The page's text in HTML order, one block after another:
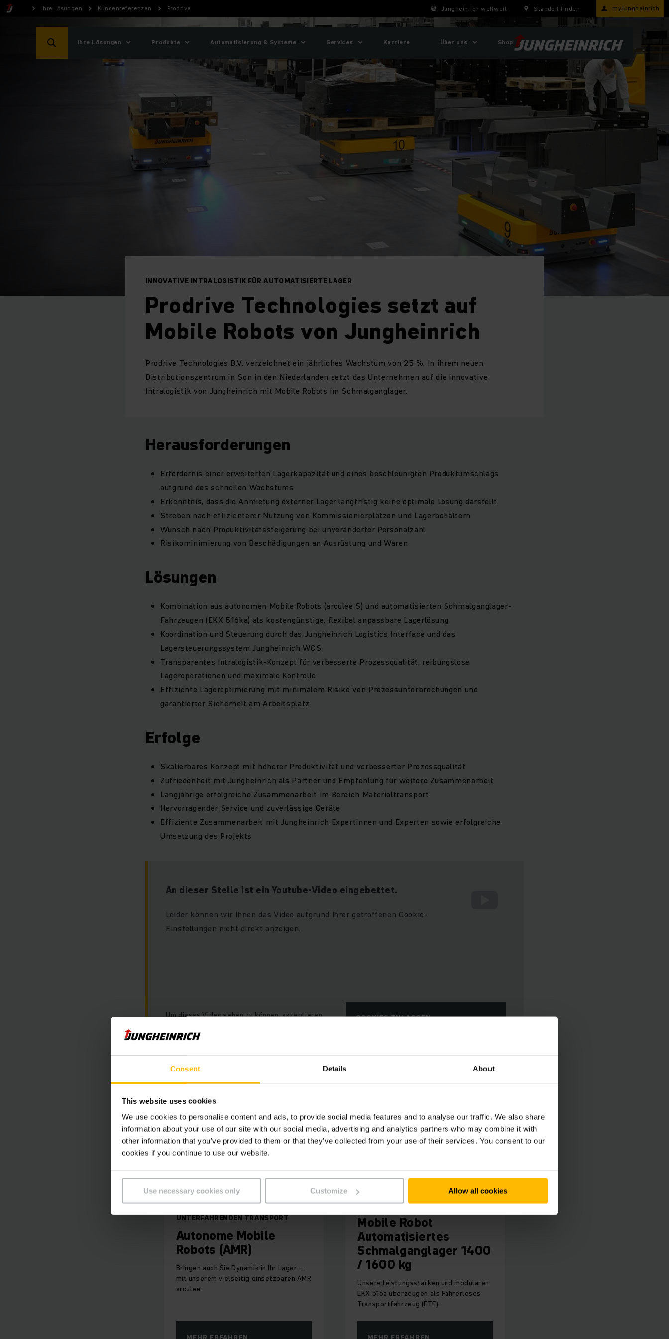
Consent Details About
This website uses cookies
We use cookies to personalise content and ads, to provide social media features and to analyse our traffic. We also share
information about your use of our site with our social media, advertising and analytics partners who may combine it with
other information that you’ve provided to them or that they’ve collected from your use of their services. You consent to our
cookies if you continue to use our website.
Use necessary cookies only Customize Allow all cookies
Ihre Lösungen Kundenreferenzen Prodrive Jungheinrich weltweit Standort finden myJungheinrich
Ihre Lösungen Produkte Automatisierung & Systeme Services Karriere Über uns Shop
INNOVATIVE INTRALOGISTIK FÜR AUTOMATISIERTE LAGER
Prodrive Technologies setzt auf
Mobile Robots von Jungheinrich
Prodrive Technologies B.V. verzeichnet ein jährliches Wachstum von 25 %. In ihrem neuen
Distributionszentrum in Son in den Niederlanden setzt das Unternehmen auf die innovative
Intralogistik von Jungheinrich mit Mobile Robots im Schmalganglager.
Herausforderungen
Erfordernis einer erweiterten Lagerkapazität und eines beschleunigten Produktumschlags
aufgrund des schnellen Wachstums
Erkenntnis, dass die Anmietung externer Lager langfristig keine optimale Lösung darstellt
Streben nach effizienterer Nutzung von Kommissionierplätzen und Lagerbehältern
Wunsch nach Produktivitätssteigerung bei unveränderter Personalzahl
Risikominimierung von Beschädigungen an Ausrüstung und Waren
Lösungen
Kombination aus autonomen Mobile Robots (arculee S) und automatisierten Schmalganglager-
Fahrzeugen (EKX 516ka) als kostengünstige, flexibel anpassbare Lagerlösung
Koordination und Steuerung durch das Jungheinrich Logistics Interface und das
Lagersteuerungssystem Jungheinrich WCS
Transparentes Intralogistik-Konzept für verbesserte Prozessqualität, reibungslose
Lageroperationen und maximale Kontrolle
Effiziente Lageroptimierung mit minimalem Risiko von Prozessunterbrechungen und
garantierter Sicherheit am Arbeitsplatz
Erfolge
Skalierbares Konzept mit höherer Produktivität und verbesserter Prozessqualität
Zufriedenheit mit Jungheinrich als Partner und Empfehlung für weitere Zusammenarbeit
Langjährige erfolgreiche Zusammenarbeit im Bereich Materialtransport
Hervorragender Service und zuverlässige Geräte
Effiziente Zusammenarbeit mit Jungheinrich Expertinnen und Experten sowie erfolgreiche
Umsetzung des Projekts
An dieser Stelle ist ein Youtube-Video eingebettet.
Leider können wir Ihnen das Video aufgrund Ihrer getroffenen Cookie-
Einstellungen nicht direkt anzeigen.
Um dieses Video sehen zu können, akzeptieren
"Marketing".
COOKIES ZULASSEN
UNTERFAHRENDEN TRANSPORT
Autonome Mobile
Robots (AMR)
Bringen auch Sie Dynamik in Ihr Lager –
mit unserem vielseitig einsetzbaren AMR
arculee.
Mobile Robot
Automatisiertes
Schmalganglager 1400
/ 1600 kg
Unsere leistungsstarken und modularen
EKX 516a überzeugen als Fahrerloses
Transportfahrzeug (FTF).